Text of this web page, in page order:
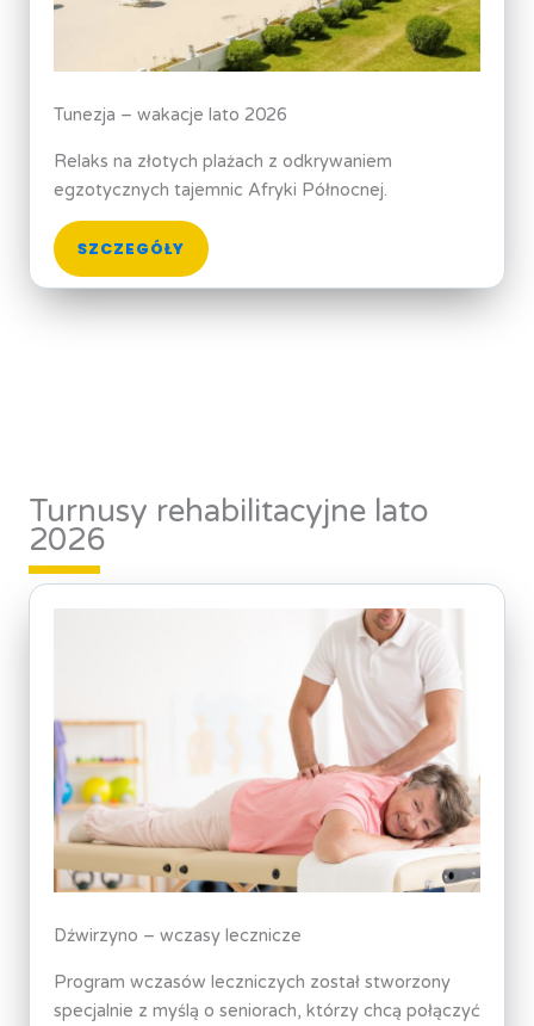
Tunezja – wakacje lato 2026
Relaks na złotych plażach z odkrywaniem
egzotycznych tajemnic Afryki Północnej.
SZCZEGÓŁY
Turnusy rehabilitacyjne lato
2026
Dźwirzyno – wczasy lecznicze
Program wczasów leczniczych został stworzony
specjalnie z myślą o seniorach, którzy chcą połączyć